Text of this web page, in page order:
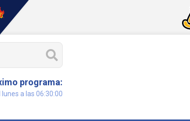
programa:
a las 06:30:00